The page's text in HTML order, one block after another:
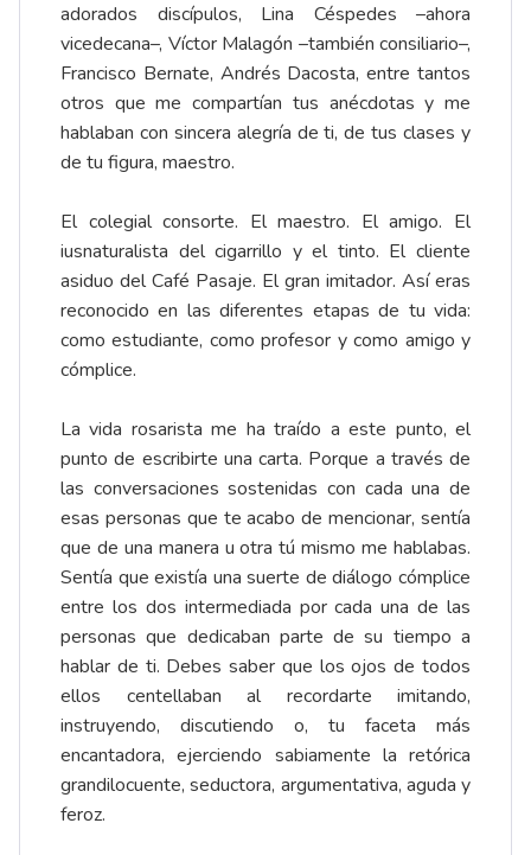
adorados discípulos, Lina Céspedes –ahora
vicedecana–, Víctor Malagón –también consiliario–,
Francisco Bernate, Andrés Dacosta, entre tantos
otros que me compartían tus anécdotas y me
hablaban con sincera alegría de ti, de tus clases y
de tu figura, maestro.
El colegial consorte. El maestro. El amigo. El
iusnaturalista del cigarrillo y el tinto. El cliente
asiduo del Café Pasaje. El gran imitador. Así eras
reconocido en las diferentes etapas de tu vida:
como estudiante, como profesor y como amigo y
cómplice.
La vida rosarista me ha traído a este punto, el
punto de escribirte una carta. Porque a través de
las conversaciones sostenidas con cada una de
esas personas que te acabo de mencionar, sentía
que de una manera u otra tú mismo me hablabas.
Sentía que existía una suerte de diálogo cómplice
entre los dos intermediada por cada una de las
personas que dedicaban parte de su tiempo a
hablar de ti. Debes saber que los ojos de todos
ellos centellaban al recordarte imitando,
instruyendo, discutiendo o, tu faceta más
encantadora, ejerciendo sabiamente la retórica
grandilocuente, seductora, argumentativa, aguda y
feroz.